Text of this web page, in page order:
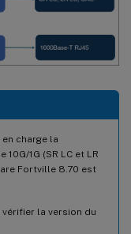
charge la
1G (SR LC et LR
Fortville 8.70 est
vérifier la version du